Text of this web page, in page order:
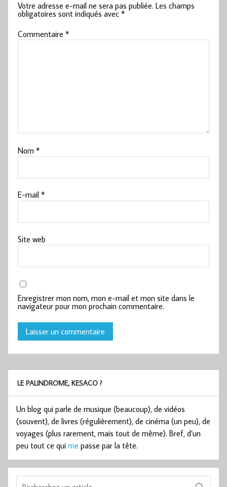
Votre adresse e-mail ne sera pas publiée. Les champs
obligatoires sont indiqués avec*
Commentaire*
Nom*
E-mail*
Site web
Enregistrer mon nom, mon e-mail et mon site dans le
navigateur pour mon prochain commentaire.
LE PALINDROME, KESACO ?
Un blog qui parle de musique (beaucoup), de vidéos
(souvent), de livres (régulièrement), de cinéma (un peu), de
voyages (plus rarement, mais tout de même). Bref, d’un
peu tout ce qui me passe par la tête.